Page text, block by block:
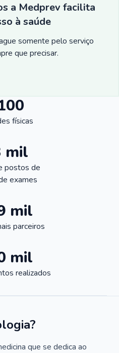
a Medprev facilita
à saúde
somente pelo serviço
que precisar.
físicas
mil
postos de
exames
mil
parceiros
mil
realizados
que se dedica ao